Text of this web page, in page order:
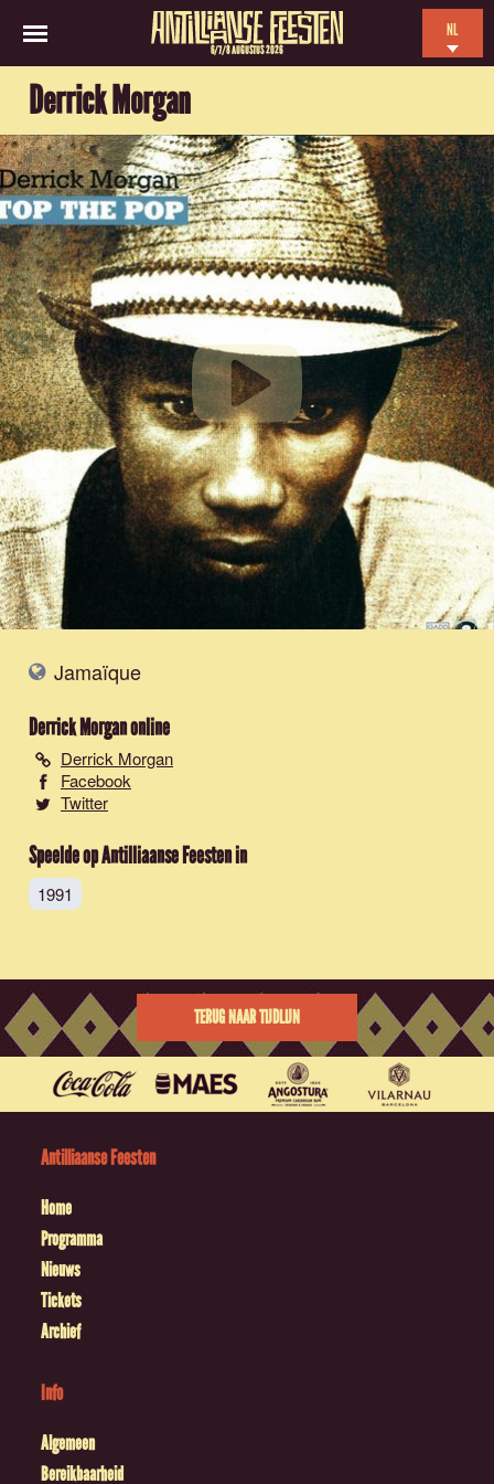
6/7/8 AUGUSTUS 2026
NL
FR
Derrick Morgan
Jamaïque
Derrick Morganonline
Derrick Morgan
Facebook
Twitter
Speelde op Antilliaanse Feesten in
1991
TERUG NAAR TIJDLIJN
Antilliaanse Feesten
Home
Programma
Nieuws
Tickets
Archief
Info
Algemeen
Bereikbaarheid